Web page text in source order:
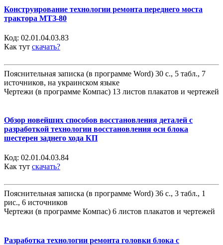
Конструирование технологии ремонта переднего моста
трактора МТЗ-80
Код: 02.01.04.03.83
Как тут скачать?
Пояснительная записка (в программе Word) 30 с., 5 табл., 7
источников, на украинском языке
Чертежи (в программе Компас) 13 листов плакатов и чертежей
Обзор новейших способов восстановления деталей с
разработкой технологии восстановления оси блока
шестерен заднего хода КП
Код: 02.01.04.03.84
Как тут скачать?
Пояснительная записка (в программе Word) 36 с., 3 табл., 1
рис., 6 источников
Чертежи (в программе Компас) 6 листов плакатов и чертежей
Разработка технологии ремонта головки блока с